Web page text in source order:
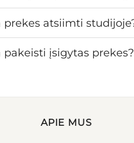
prekes atsiimti
pakeisti įsigytas prekes?
APIE MUS